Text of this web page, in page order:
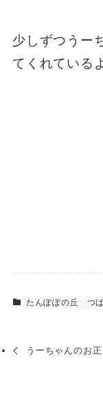
少しずつうー
てくれている
たんぽぽの丘 つ
うーちゃんのお正